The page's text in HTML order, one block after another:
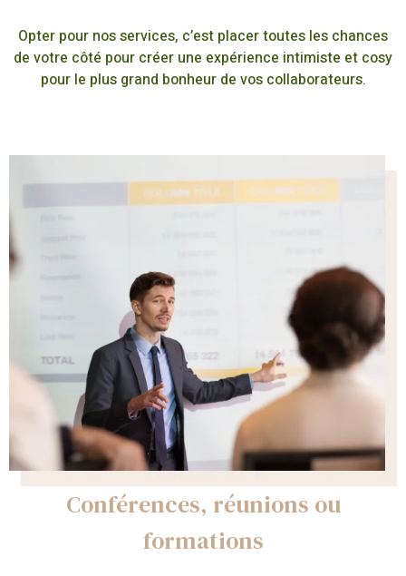
Opter pour nos services, c’est placer toutes les chances
de votre côté pour créer une expérience intimiste et cosy
pour le plus grand bonheur de vos collaborateurs.
Conférences, réunions ou
formations